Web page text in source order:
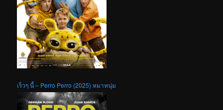
เร็วๆ นี้ – Perro Perro (2025) หมาหนุ่ม